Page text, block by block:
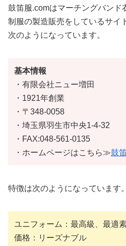
鼓笛服.comはマーチングバンド
制服の製造販売をしているサイ
次のようになっています。
基本情報
・有限会社ニュー増田
・1921年創業
・〒348-0058
・埼玉県羽生市中央1-4-32
・FAX:048-561-0135
・ホームページはこちら≫鼓
特徴は次のようになっています。
ユニフォーム：最高級、最適
価格：リーズナブル